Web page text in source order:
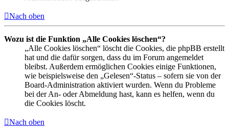
Nach oben
Wozu ist die Funktion „Alle Cookies löschen“?
„Alle Cookies löschen“ löscht die Cookies, die phpBB erstellt
hat und die dafür sorgen, dass du im Forum angemeldet
bleibst. Außerdem ermöglichen Cookies einige Funktionen,
wie beispielsweise den „Gelesen“-Status – sofern sie von der
Board-Administration aktiviert wurden. Wenn du Probleme
bei der An- oder Abmeldung hast, kann es helfen, wenn du
die Cookies löscht.
Nach oben